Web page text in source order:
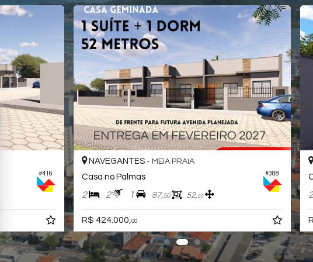
#416 #388
NAVEGANTES - MEIA PRAIA
Casa no Palmas
2 2 1 87,50 52,00
R$ 424.000,00
2